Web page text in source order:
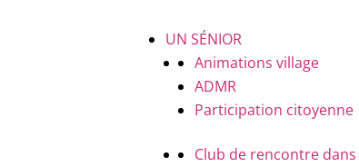
UN SÉNIOR
Animations village
ADMR
Participation citoyenne
Club de rencontre